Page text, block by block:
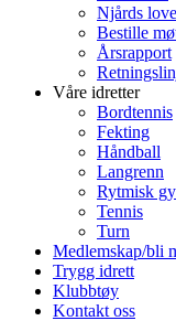
Njårds
Bestille
Årsrapport
Våre idretter
Bordtennis
Fekting
Håndball
Langrenn
Rytmisk
Tennis
Turn
Medlemskap/bli
Trygg idrett
Klubbtøy
Kontakt oss